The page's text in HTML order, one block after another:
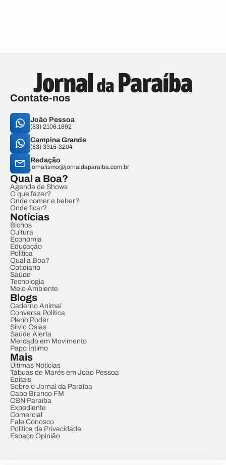
Contate-nos
João Pessoa
(83) 2106.1892
Campina Grande
(83) 3315-3204
Redação
jornalismo@jornaldaparaiba.com.br
Qual a Boa?
Agenda de Shows
O que fazer?
Onde comer e beber?
Onde ficar?
Notícias
Bichos
Cultura
Economia
Educação
Política
Qual a Boa?
Cotidiano
Saúde
Tecnologia
Meio Ambiente
Blogs
Caderno Animal
Conversa Política
Pleno Poder
Sílvio Osias
Saúde Alerta
Mercado em Movimento
Papo Íntimo
Mais
Últimas Notícias
Tábuas de Marés em João Pessoa
Editais
Sobre o Jornal da Paraíba
Cabo Branco FM
CBN Paraíba
Expediente
Comercial
Fale Conosco
Política de Privacidade
Espaço Opinião